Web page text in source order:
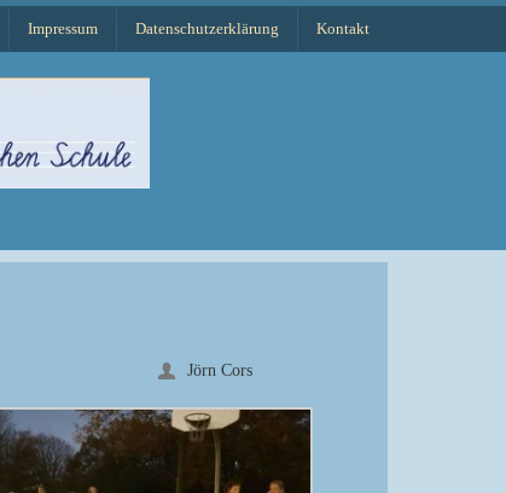
Impressum Datenschutzerklärung Kontakt
Jörn Cors